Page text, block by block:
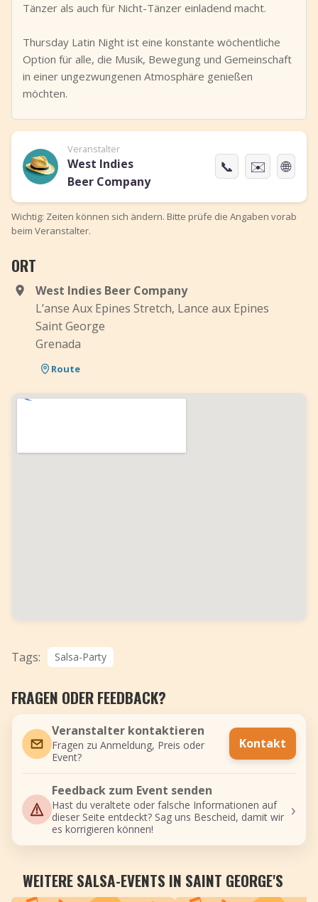
Tänzer als auch für Nicht-Tänzer einladend macht.
Thursday Latin Night ist eine konstante wöchentliche
Option für alle, die Musik, Bewegung und Gemeinschaft
in einer ungezwungenen Atmosphäre genießen
möchten.
Veranstalter
West Indies
Beer Company
📞 ✉️ 🌐
Wichtig: Zeiten können sich ändern. Bitte prüfe die Angaben vorab
beim Veranstalter.
ORT
West Indies Beer Company
L’anse Aux Epines Stretch, Lance aux Epines
Saint George
Grenada
Route
Tags: Salsa-Party
FRAGEN ODER FEEDBACK?
Veranstalter kontaktieren
Fragen zu Anmeldung, Preis oder
Event?
Kontakt
Feedback zum Event senden
Hast du veraltete oder falsche Informationen auf
dieser Seite entdeckt? Sag uns Bescheid, damit wir
es korrigieren können!
›
WEITERE SALSA-EVENTS IN SAINT GEORGE'S